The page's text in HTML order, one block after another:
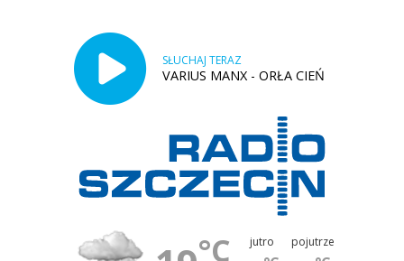
SŁUCHAJ TERAZ
VARIUS MANX - ORŁA CIEŃ
°C jutro pojutrze